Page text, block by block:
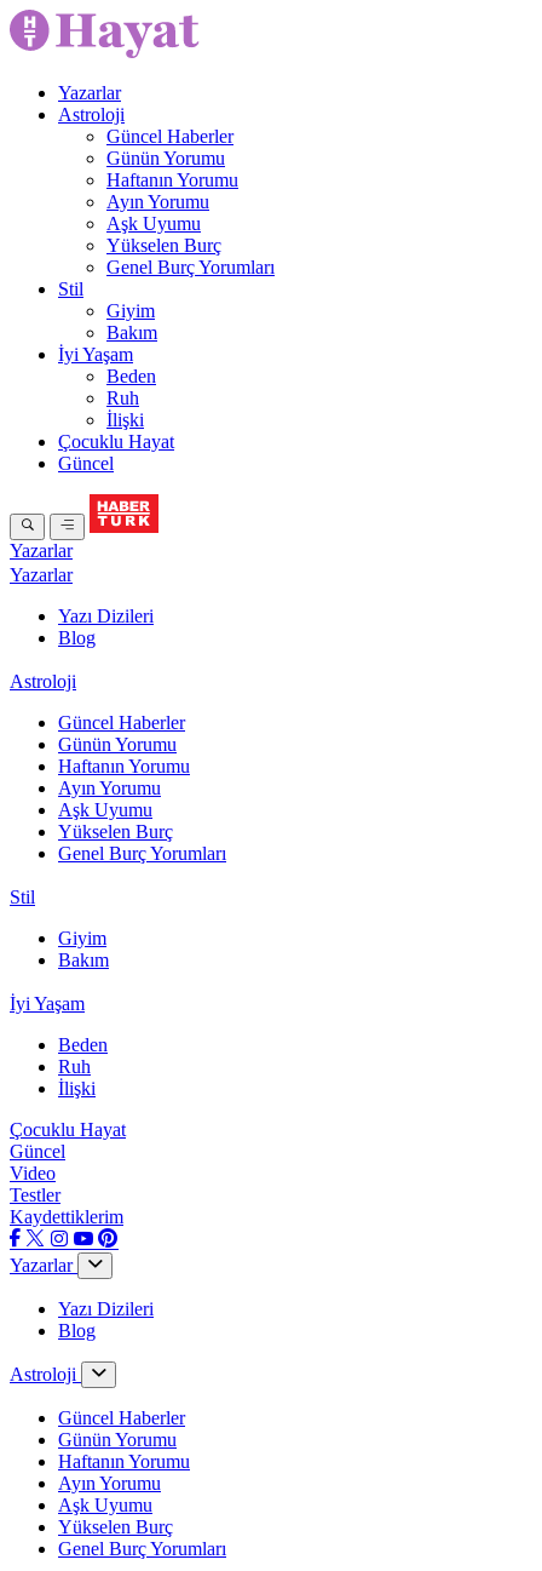
Yazarlar
Astroloji
Güncel Haberler
Günün Yorumu
Haftanın Yorumu
Ayın Yorumu
Aşk Uyumu
Yükselen Burç
Genel Burç Yorumları
Stil
Giyim
Bakım
İyi Yaşam
Beden
Ruh
İlişki
Çocuklu Hayat
Güncel
Yazarlar
Yazarlar
Yazı Dizileri
Blog
Astroloji
Güncel Haberler
Günün Yorumu
Haftanın Yorumu
Ayın Yorumu
Aşk Uyumu
Yükselen Burç
Genel Burç Yorumları
Stil
Giyim
Bakım
İyi Yaşam
Beden
Ruh
İlişki
Çocuklu Hayat
Güncel
Video
Testler
Kaydettiklerim
Yazarlar
Yazı Dizileri
Blog
Astroloji
Güncel Haberler
Günün Yorumu
Haftanın Yorumu
Ayın Yorumu
Aşk Uyumu
Yükselen Burç
Genel Burç Yorumları